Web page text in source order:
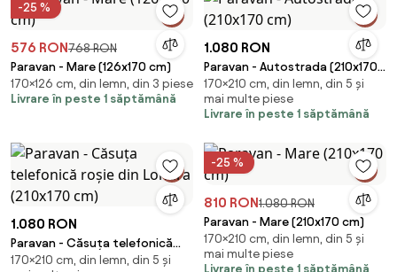
-25 %
576 RON768 RON
Paravan - Mare (126x170 cm)
170×126 cm, din lemn, din 3 piese
Livrare în peste 1 săptămână
1.080 RON
Paravan - Autostrada (210x170
cm)
170×210 cm, din lemn, din 5 și
mai multe piese
Livrare în peste 1 săptămână
1.080 RON
Paravan - Căsuța telefonică
roșie din Londra (210x170 cm)
170×210 cm, din lemn, din 5 și
-25 %
810 RON1.080 RON
Paravan - Mare (210x170 cm)
170×210 cm, din lemn, din 5 și
mai multe piese
Livrare în peste 1 săptămână